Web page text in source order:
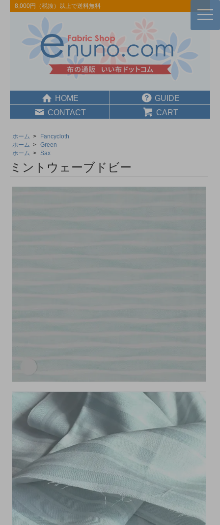
8,000円（税抜）以上で送料無料
HOME
GUIDE
CONTACT
CART
ホーム >
Fancycloth
ホーム > Green
ホーム > Sax
ミントウェーブドビー